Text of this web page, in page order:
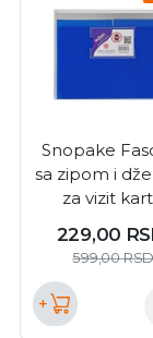
Snopake
sa zipom i
za vizit
S085 )
229,00
599,00RSD
+